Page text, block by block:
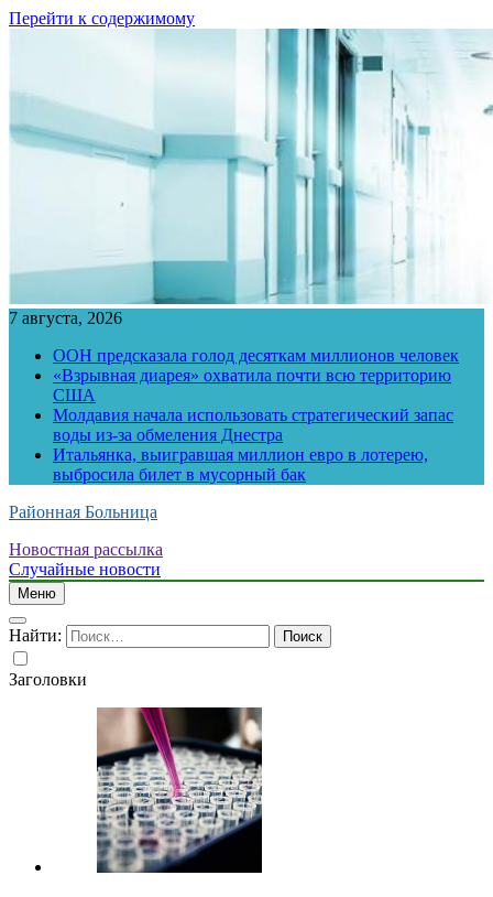
Перейти к содержимому
7 августа, 2026
ООН предсказала голод десяткам миллионов человек
«Взрывная диарея» охватила почти всю территорию
США
Молдавия начала использовать стратегический запас
воды из-за обмеления Днестра
Итальянка, выигравшая миллион евро в лотерею,
выбросила билет в мусорный бак
Районная Больница
Новостная рассылка
Случайные новости
Меню
Найти:
Заголовки